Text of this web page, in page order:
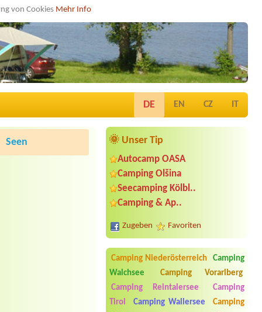
von Cookies Mehr Info
DE EN CZ IT
🌞 Unser Tip
Autocamp OASA
Camping Olšina
Seecamping Kölbl..
Camping & Ap..
Zugeben Favoriten
Camping Niederösterreich
Camping
Walchsee
Camping Vorarlberg
Camping Reintalersee
Camping
Tirol
Camping Wallersee
Camping
Seen